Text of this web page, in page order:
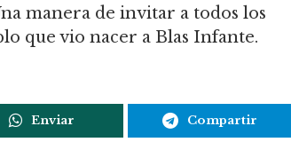
manera de invitar a todos los
que vio nacer a Blas Infante.
Enviar Compartir